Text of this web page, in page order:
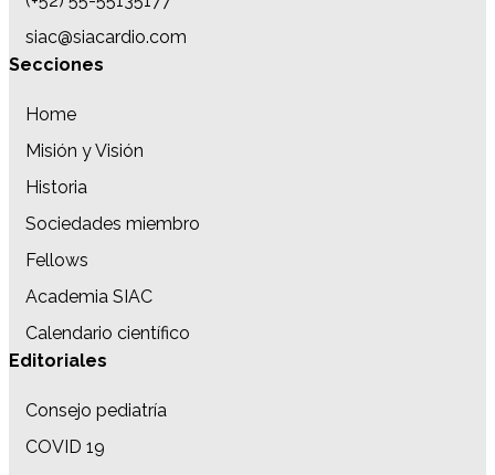
siac@siacardio.com
Secciones
Home
Misión y Visión
Historia
Sociedades miembro
Fellows
Academia SIAC
Calendario científico
Editoriales
Consejo pediatría
COVID 19